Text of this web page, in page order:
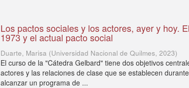
Los pactos sociales y los actores, ayer y hoy.
1973 y el actual pacto social
Duarte, Marisa (Universidad Nacional de Quilmes,2023)
El curso de la "Cátedra Gelbard" tiene dos objetivos
actores y las relaciones de clase que se establecen
alcanzar un programa de ...